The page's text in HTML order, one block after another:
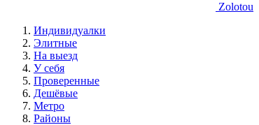
Zolotou
Индивидуалки
Элитные
На выезд
У себя
Проверенные
Дешёвые
Метро
Районы